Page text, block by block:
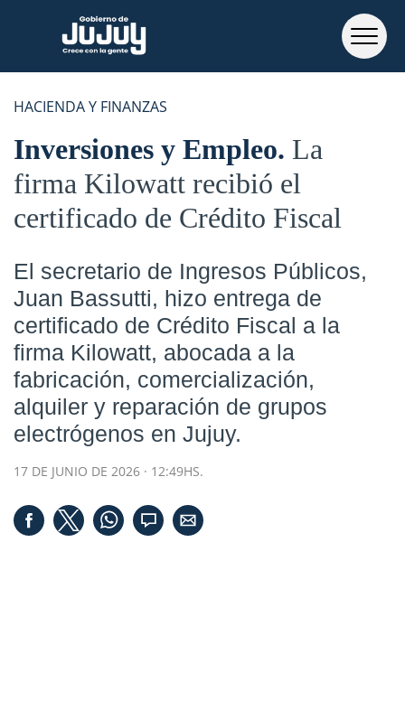
HACIENDA Y FINANZAS
Inversiones y Empleo La
firma Kilowatt recibió el
certificado de Crédito Fiscal
El secretario de Ingresos Públicos,
Juan Bassutti, hizo entrega de
certificado de Crédito Fiscal a la
firma Kilowatt, abocada a la
fabricación, comercialización,
alquiler y reparación de grupos
electrógenos en Jujuy.
17 DE JUNIO DE 2026 · 12:49HS.